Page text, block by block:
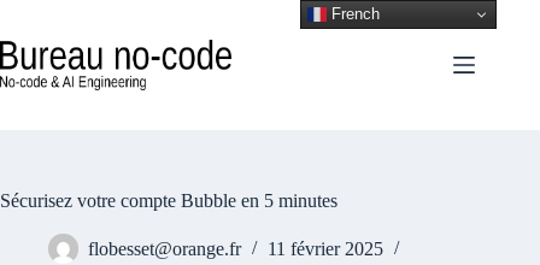
Sécurisez votre compte Bubble en 5 minutes
flobesset@orange.fr
11 février 2025
French